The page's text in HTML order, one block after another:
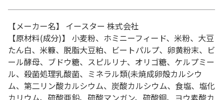
【メーカー名】 イースター 株式会社
【原材料(成分)】 小麦粉、ホミニーフィード、米粉、大豆
たん白、米糠、脱脂大豆粕、ビートパルプ、卵黄粉末、ビ
ール酵母、ブドウ糖、スピルリナ、オリゴ糖、ケルプミー
ル、殺菌処理乳酸菌、ミネラル類(未焼成卵殻カルシウ
ム、第二リン酸カルシウム、炭酸カルシウム、食塩、塩化
カリウム、硫酸亜鉛、硫酸マンガン、硫酸銅、ヨウ素酸カ